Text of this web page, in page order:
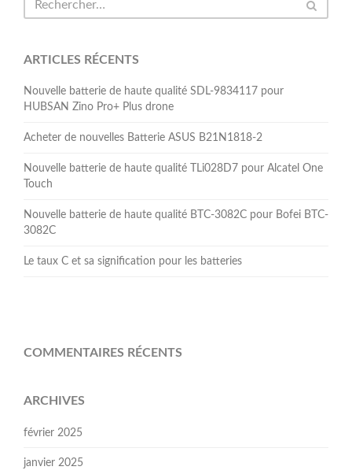
ARTICLES RÉCENTS
Nouvelle batterie de haute qualité SDL-9834117 pour
HUBSAN Zino Pro+ Plus drone
Acheter de nouvelles Batterie ASUS B21N1818-2
Nouvelle batterie de haute qualité TLi028D7 pour Alcatel One
Touch
Nouvelle batterie de haute qualité BTC-3082C pour Bofei BTC-
3082C
Le taux C et sa signification pour les batteries
COMMENTAIRES RÉCENTS
ARCHIVES
février 2025
janvier 2025